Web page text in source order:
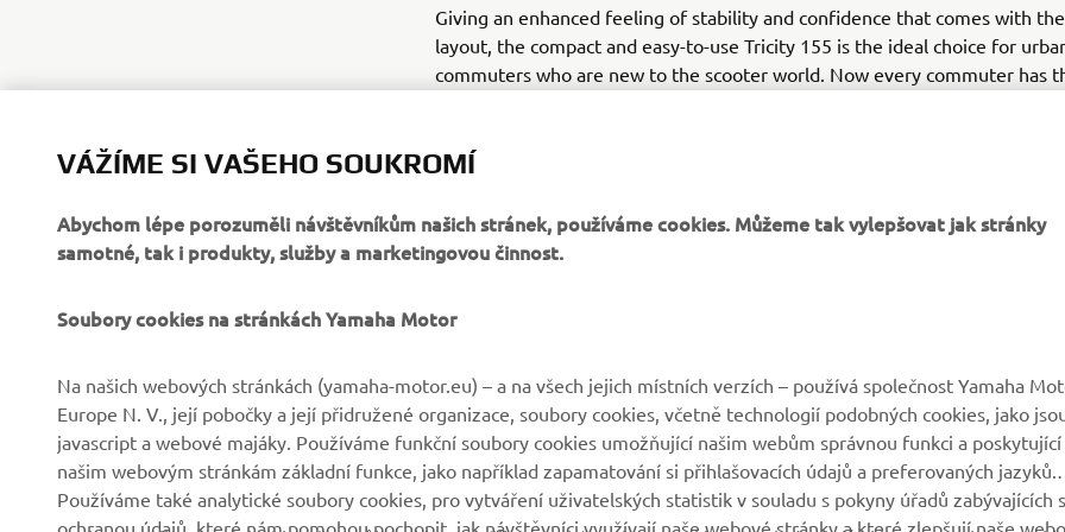
Giving an enhanced feeling of stability and confidence that comes with
layout, the compact and easy-to-use Tricity 155 is the ideal choice for
commuters who are new to the scooter world. Now every commuter has
Tricity 155 – Love the way I move
Společnost
Zprávy
Systémy eBike
Státní orgány
Golfová hřiště
MyYamaha
Yamaha Music
Yamaha Racing
Katalog originálních
náhradních dílů
Rezervace servisní
VÁŽÍME SI VAŠEHO SOUKROMÍ
Abychom lépe porozuměli návštěvníkům našich stránek, používáme cookies. Můžeme tak vylepšovat jak stránky
samotné, tak i produkty, služby a marketingovou činnost.
Soubory cookies na stránkách Yamaha Motor
Na našich webových stránkách (yamaha-motor.eu) – a na všech jejich místních verzích – používá společnost Yamaha
Europe N. V., její pobočky a její přidružené organizace, soubory cookies, včetně technologií podobných cookies, jako
javascript a webové majáky. Používáme funkční soubory cookies umožňující našim webům správnou funkci a poskytující
našim webovým stránkám základní funkce, jako například zapamatování si přihlašovacích údajů a preferovaných jazyků.
Používáme také analytické soubory cookies, pro vytváření uživatelských statistik v souladu s pokyny úřadů zabývajících
ochranou údajů, které nám pomohou pochopit, jak návštěvníci využívají naše webové stránky a které zlepšují naše